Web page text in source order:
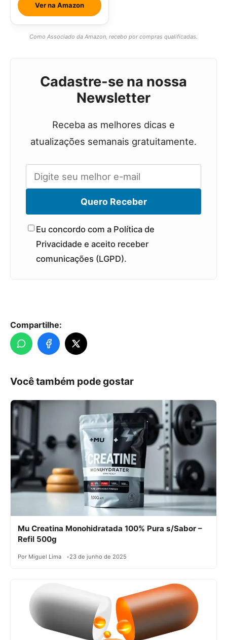
Ver na Amazon
Como Associado da Amazon, recebo por compras qualificadas.
Cadastre-se na nossa
Newsletter
Receba as melhores dicas e
atualizações semanais gratuitamente.
Quero Receber
Eu concordo com a Política de
Privacidade e aceito receber
comunicações (LGPD).
Compartilhe:
Você também pode gostar
Mu Creatina Monohidratada 100% Pura s/Sabor –
Refil 500g
Por Miguel Lima 23 de junho de 2025